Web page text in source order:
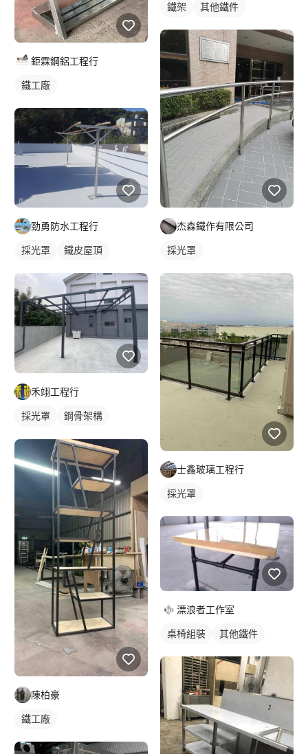
鉅霖鋼鋁工程行
鐵工廠
勁勇防水工程行
採光罩 鐵皮屋頂
禾翊工程行
採光罩
鋼骨架構
陳柏豪
鐵工廠
鐵架 其他鐵件
杰森鐵作有限公司
採光罩
士鑫玻璃工程行
採光罩
漂浪者工作室
桌椅組裝 其他鐵件